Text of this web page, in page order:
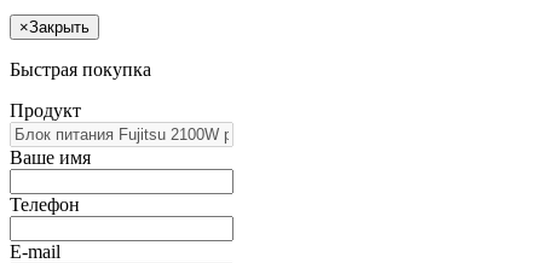
×Закрыть
Быстрая покупка
Продукт
Ваше имя
Телефон
E-mail